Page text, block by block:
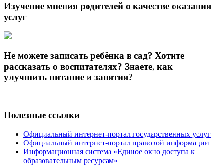
Изучение мнения родителей о качестве оказания
услуг
Не можете записать ребёнка в сад? Хотите
рассказать о воспитателях? Знаете, как
улучшить питание и занятия?
Полезные ссылки
Официальный интернет-портал государственных услуг
Официальный интернет-портал правовой информации
Информационная система «Единое окно доступа к
образовательным ресурсам»